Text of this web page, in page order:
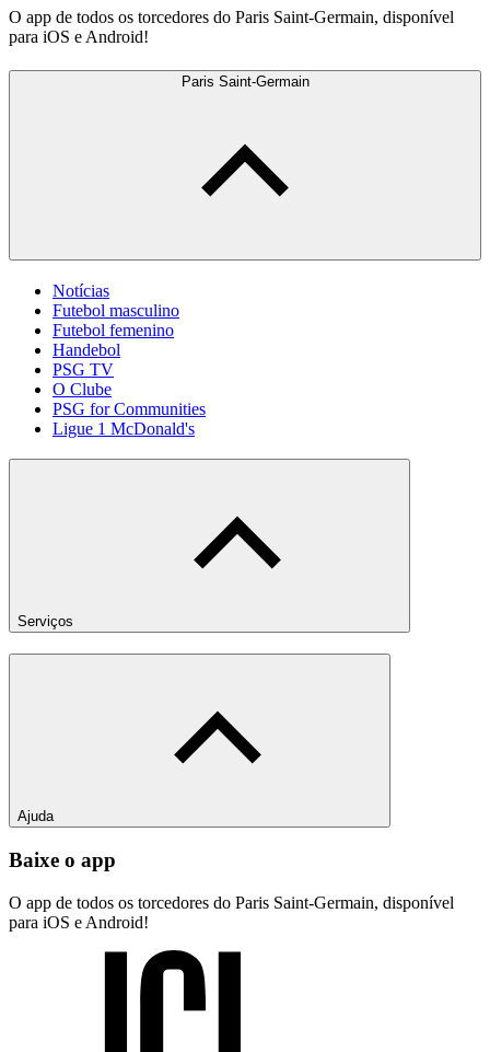
O app de todos os torcedores do Paris Saint-Germain, disponível
para iOS e Android!
Paris Saint-Germain
Notícias
Futebol masculino
Futebol femenino
Handebol
PSG TV
O Clube
PSG for Communities
Ligue 1 McDonald's
Serviços
Ajuda
Baixe o app
O app de todos os torcedores do Paris Saint-Germain, disponível
para iOS e Android!